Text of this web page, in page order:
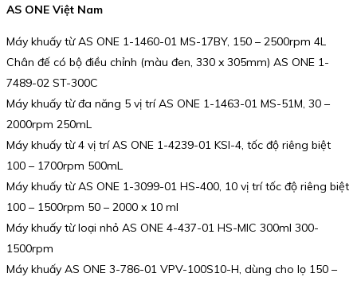
AS ONE Việt Nam
Máy khuấy từ AS ONE 1-1460-01 MS-17BY, 150 – 2500rpm 4L
Chân đế có bộ điều chỉnh (màu đen, 330 x 305mm) AS ONE 1-
7489-02 ST-300C
Máy khuấy từ đa năng 5 vị trí AS ONE 1-1463-01 MS-51M, 30 –
2000rpm 250mL
Máy khuấy từ 4 vị trí AS ONE 1-4239-01 KSI-4, tốc độ riêng biệt
100 – 1700rpm 500mL
Máy khuấy từ AS ONE 1-3099-01 HS-400, 10 vị trí tốc độ riêng biệt
100 – 1500rpm 50 – 2000 x 10 ml
Máy khuấy từ loại nhỏ AS ONE 4-437-01 HS-MIC 300ml 300-
1500rpm
Máy khuấy AS ONE 3-786-01 VPV-100S10-H, dùng cho lọ 150 –